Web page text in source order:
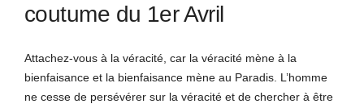
m
t
coutume du 1er Avril
Attachez-vous à la véracité, car la véracité mène à la
bienfaisance et la bienfaisance mène au Paradis. L’homme
ne cesse de persévérer sur la véracité et de chercher à être